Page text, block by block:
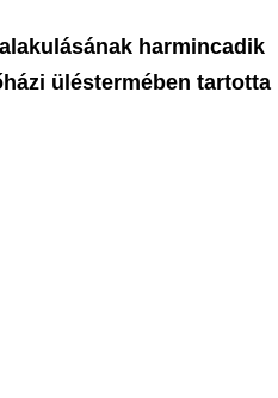
harmincadik
üléstermében tartotta